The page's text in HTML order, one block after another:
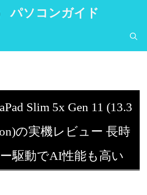
パソコンガイド
Slim 5x Gen 11 (13.3
の実機レビュー 長時
駆動でAI性能も高い